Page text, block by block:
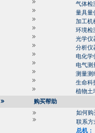
气体检
量具量
加工机
环境检
光学仪
分析仪
电化学
电气测
测量测
生命科
植物土
购买帮助
如何购
联系方
总机：